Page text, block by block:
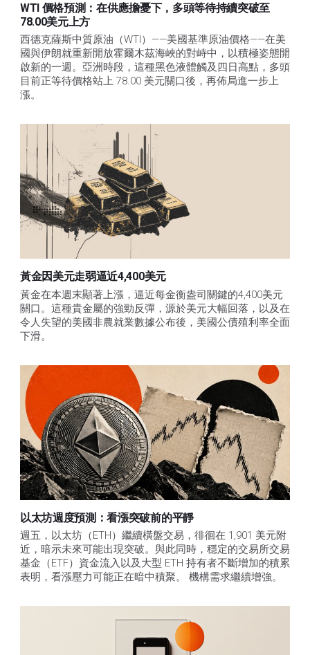
WTI 價格預測：在供應擔憂下，多頭等待持續突破至
78.00美元上方
西德克薩斯中質原油（WTI）——美國基準原油價格——在美
國與伊朗就重新開放霍爾木茲海峽的對峙中，以積極姿態開
啟新的一週。亞洲時段，這種黑色液體觸及四日高點，多頭
目前正等待價格站上 78.00 美元關口後，再佈局進一步上
漲。
黃金因美元走弱逼近4,400美元
黃金在本週末顯著上漲，逼近每金衡盎司關鍵的4,400美元
關口。這種貴金屬的強勁反彈，源於美元大幅回落，以及在
令人失望的美國非農就業數據公布後，美國公債殖利率全面
下滑。
以太坊週度預測：看漲突破前的平靜
週五，以太坊（ETH）繼續橫盤交易，徘徊在 1,901 美元附
近，暗示未來可能出現突破。與此同時，穩定的交易所交易
基金（ETF）資金流入以及大型 ETH 持有者不斷增加的積累
表明，看漲壓力可能正在暗中積聚。 機構需求繼續增強。